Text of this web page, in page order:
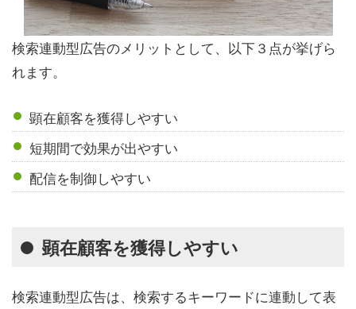
検索連動型広告のメリットとして、以下３点が挙げら
れます。
顕在顧客を獲得しやすい
短期間で効果が出やすい
配信を制御しやすい
顕在顧客を獲得しやすい
検索連動型広告は、検索するキーワードに連動して表